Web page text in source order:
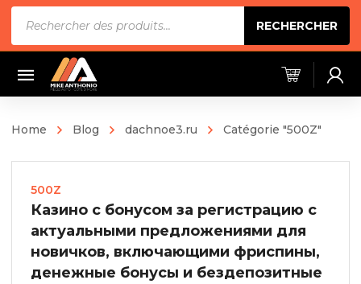
produits
RECHERCHER
Home Blog dachnoe3.ru Catégorie "500Z"
500Z
Казино с бонусом за регистрацию с
актуальными предложениями для
новичков, включающими фриспины,
денежные бонусы и бездепозитные